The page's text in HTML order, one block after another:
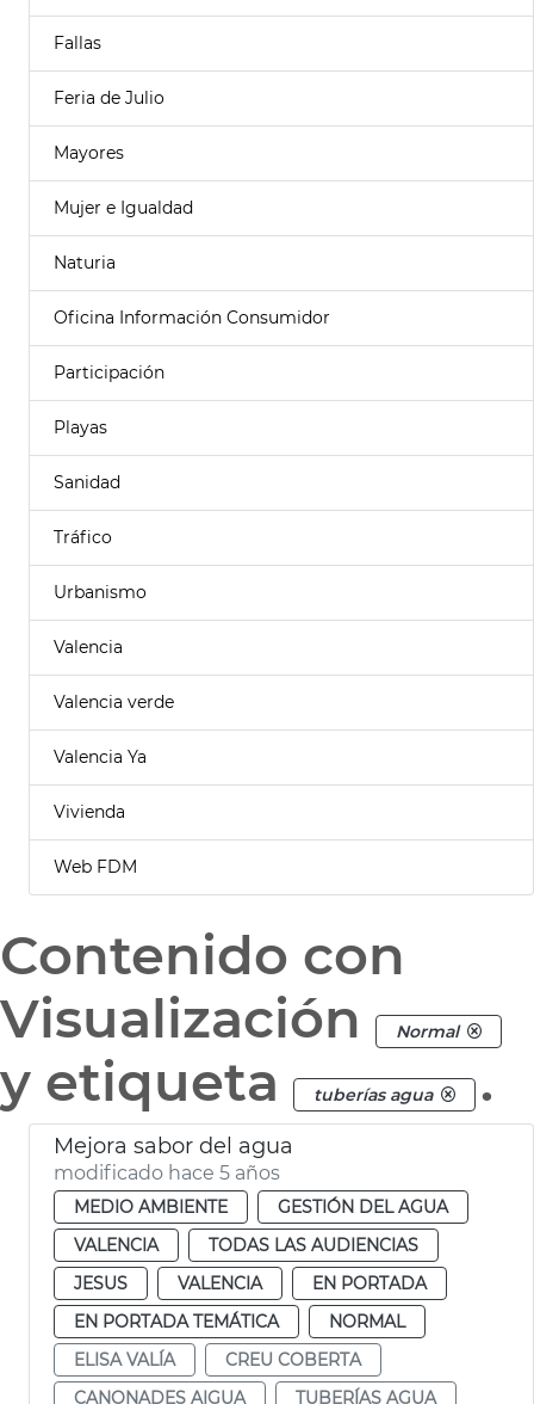
Fallas
Feria de Julio
Mayores
Mujer e Igualdad
Naturia
Oficina Información Consumidor
Participación
Playas
Sanidad
Tráfico
Urbanismo
Valencia
Valencia verde
Valencia Ya
Vivienda
Web FDM
Contenido con
Visualización
Normal
y etiqueta tuberías agua .
Mejora sabor del agua
modificado hace 5 años
MEDIO AMBIENTE
GESTIÓN DEL AGUA
VALENCIA
TODAS LAS AUDIENCIAS
JESUS
VALENCIA
EN PORTADA
EN PORTADA TEMÁTICA
NORMAL
ELISA VALÍA
CREU COBERTA
CANONADES AIGUA
TUBERÍAS AGUA